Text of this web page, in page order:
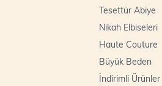
Tesettür Abiye
Nikah Elbiseleri
Haute Couture
Büyük Beden
İndirimli Ürünler